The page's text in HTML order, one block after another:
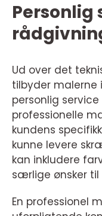
Personlig
Ud over det
tilbyder malerne
personlig
professionelle
kundens
kunne levere
kan inkludere
særlige ønsker til
En professionel